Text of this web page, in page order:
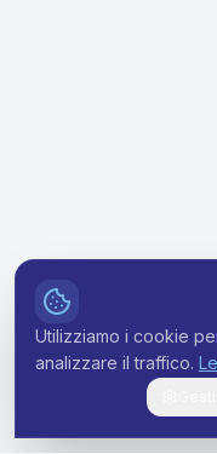
Utilizziamo i cookie
analizzare il traffico.